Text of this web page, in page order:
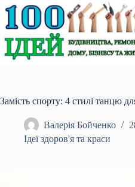
Перейти
до
вмісту
Замість спорту: 4 стилі танцю
Валерія Бойченко
Ідеї здоров'я та краси